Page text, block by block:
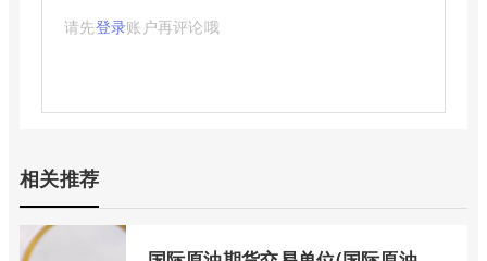
请先登录账户再评论哦
相关推荐